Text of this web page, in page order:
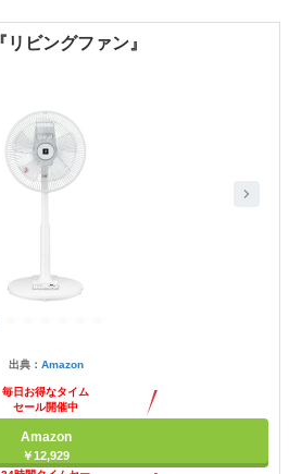
ビングファン』
出典： Amazon
毎日お得なタイム
セール開催中
Amazon
￥12,929